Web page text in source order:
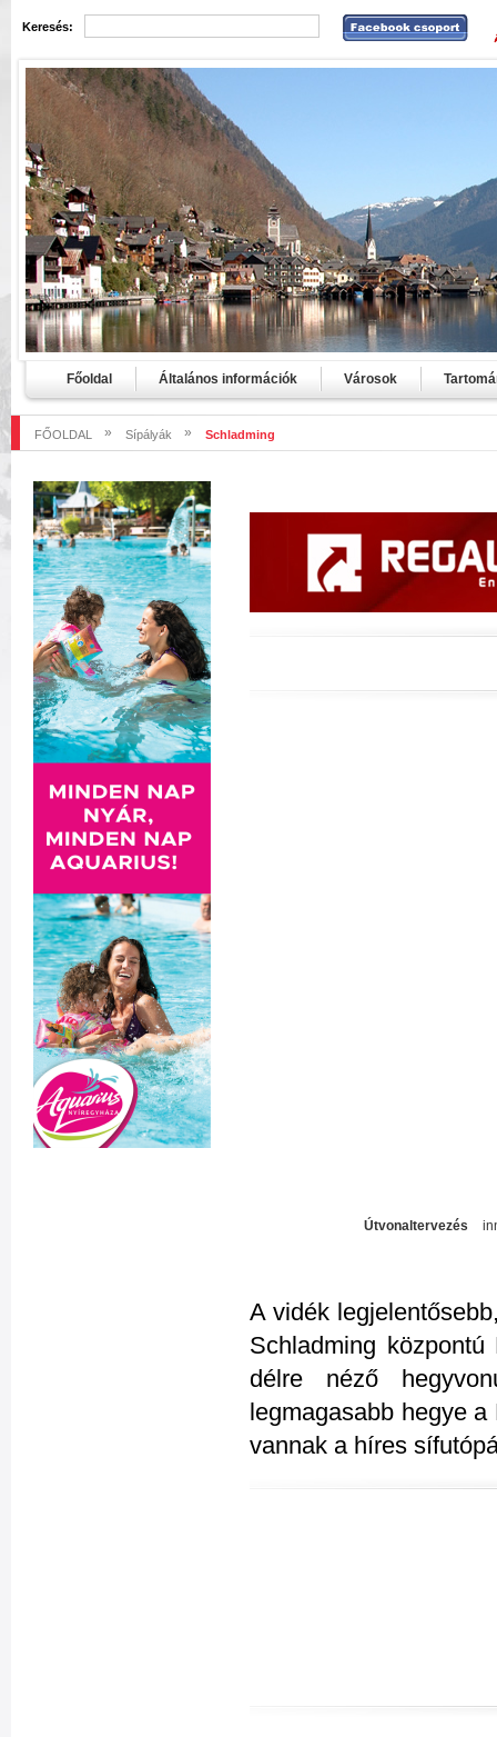
Keresés:
Főoldal Általános információk Városok
FŐOLDAL » Sípályák » Schladming
Útvonaltervezés
A vidék
Schladming
délre néző
legmagasabb hegye
vannak a híres